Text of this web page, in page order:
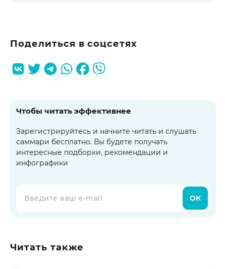
Поделиться в соцсетях
Чтобы читать эффективнее
Зарегистрируйтесь и начните читать и слушать
саммари бесплатно. Вы будете получать
интересные подборки, рекомендации и
инфографики
ОК
Читать также